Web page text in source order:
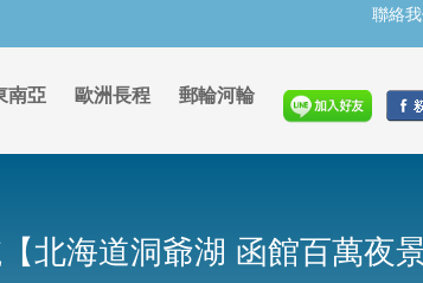
聯絡
南亞 歐洲長程 郵輪河輪
北海道洞爺湖 函館百萬夜